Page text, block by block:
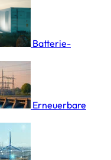
Batterie­
Erneuerbare